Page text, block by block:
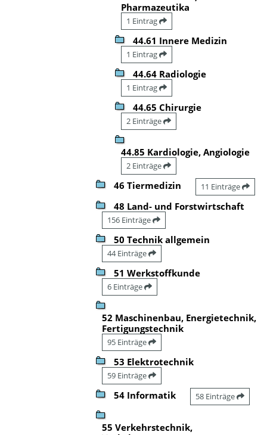
Pharmazeutika
1 Eintrag
44.61 Innere Medizin
1 Eintrag
44.64 Radiologie
1 Eintrag
44.65 Chirurgie
2 Einträge
44.85 Kardiologie, Angiologie
2 Einträge
46 Tiermedizin 11 Einträge
48 Land- und Forstwirtschaft
156 Einträge
50 Technik allgemein
44 Einträge
51 Werkstoffkunde
6 Einträge
52 Maschinenbau, Energietechnik,
Fertigungstechnik
95 Einträge
53 Elektrotechnik
59 Einträge
54 Informatik 58 Einträge
55 Verkehrstechnik,